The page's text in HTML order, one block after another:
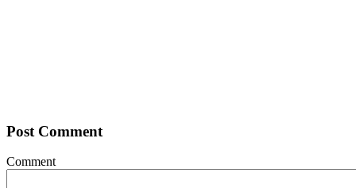
Post Comment
Comment